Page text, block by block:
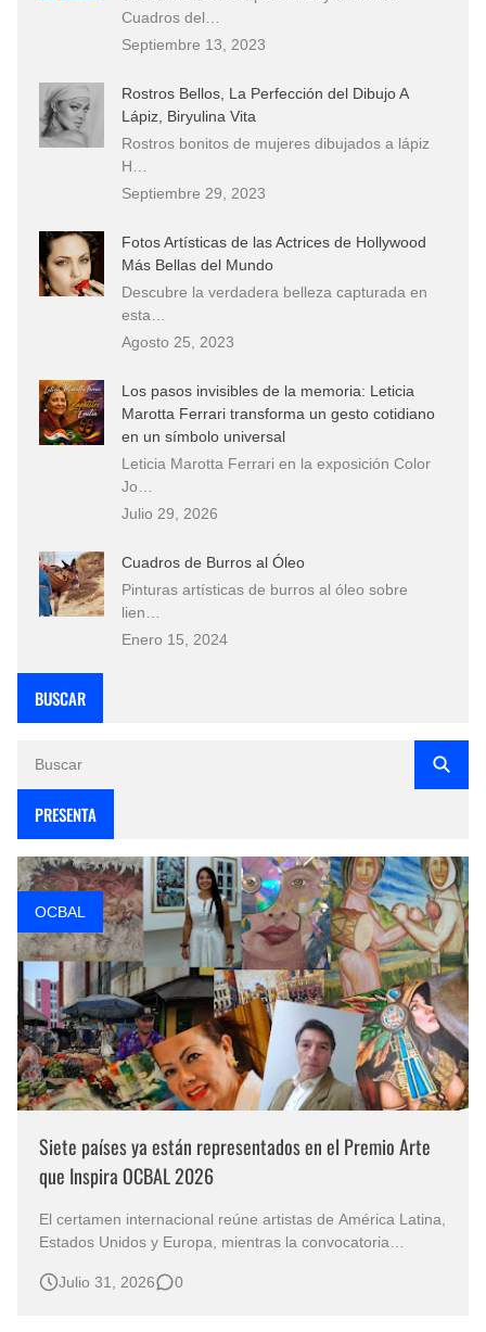
Cuadros del…
Septiembre 13, 2023
Rostros Bellos, La Perfección del Dibujo A
Lápiz, Biryulina Vita
Rostros bonitos de mujeres dibujados a lápiz
H…
Septiembre 29, 2023
Fotos Artísticas de las Actrices de Hollywood
Más Bellas del Mundo
Descubre la verdadera belleza capturada en
esta…
Agosto 25, 2023
Los pasos invisibles de la memoria: Leticia
Marotta Ferrari transforma un gesto cotidiano
en un símbolo universal
Leticia Marotta Ferrari en la exposición Color
Jo…
Julio 29, 2026
Cuadros de Burros al Óleo
Pinturas artísticas de burros al óleo sobre
lien…
Enero 15, 2024
BUSCAR
PRESENTA
OCBAL
Siete países ya están representados en el Premio Arte
que Inspira OCBAL 2026
El certamen internacional reúne artistas de América Latina,
Estados Unidos y Europa, mientras la convocatoria
forma de expresión y diálogo cultural es el punto de
Julio 31, 2026 0